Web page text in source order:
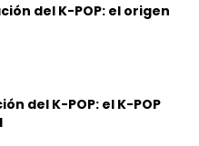
del K-POP: el origen
del K-POP: el K-POP